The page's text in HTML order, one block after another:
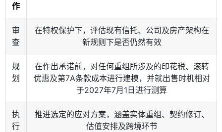
作
审
查
在特权保护下，评估现有信托、公司及房产架构在
新规则下是否仍然有效
规
划
在作出承诺前，对任何重组所涉及的印花税、滚转
优惠及第7A条款成本进行建模，并就出售时机相对
于2027年7月1日进行测算
执
行
推进选定的应对方案，涵盖实体重组、契约修订、
估值安排及跨境环节